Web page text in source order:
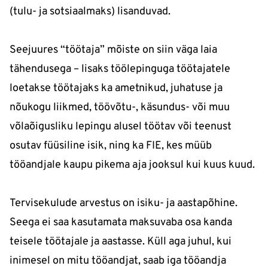
(tulu- ja sotsiaalmaks) lisanduvad.
Seejuures “töötaja” mõiste on siin väga laia
tähendusega – lisaks töölepinguga töötajatele
loetakse töötajaks ka ametnikud, juhatuse ja
nõukogu liikmed, töövõtu-, käsundus- või muu
võlaõigusliku lepingu alusel töötav või teenust
osutav füüsiline isik, ning ka FIE, kes müüb
tööandjale kaupu pikema aja jooksul kui kuus kuud.
Tervisekulude arvestus on isiku- ja aastapõhine.
Seega ei saa kasutamata maksuvaba osa kanda
teisele töötajale ja aastasse. Küll aga juhul, kui
inimesel on mitu tööandjat, saab iga tööandja